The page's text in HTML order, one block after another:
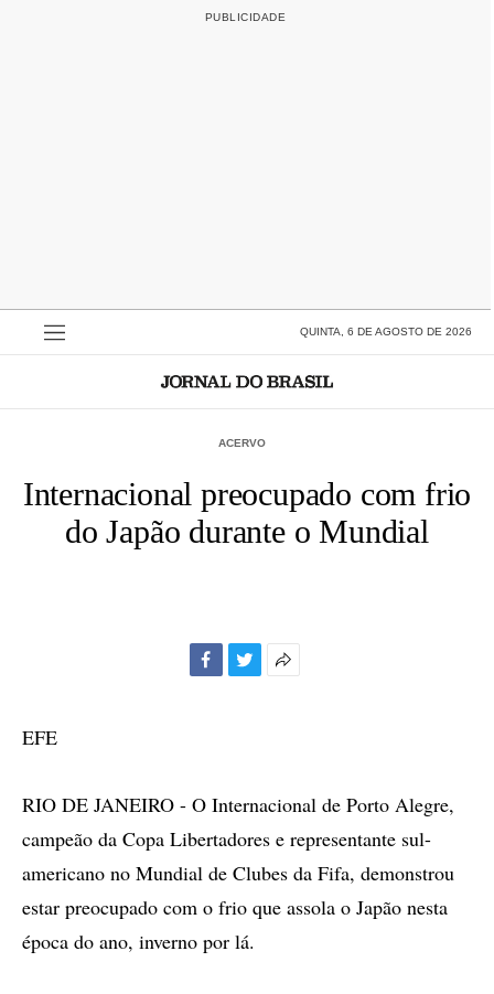
QUINTA, 6 DE AGOSTO DE 2026
ACERVO
Internacional preocupado com frio
do Japão durante o Mundial
EFE
RIO DE JANEIRO - O Internacional de Porto Alegre,
campeão da Copa Libertadores e representante sul-
americano no Mundial de Clubes da Fifa, demonstrou
estar preocupado com o frio que assola o Japão nesta
época do ano, inverno por lá.